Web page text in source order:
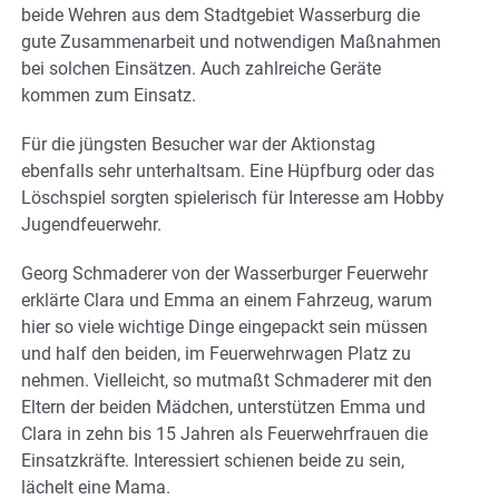
beide Wehren aus dem Stadtgebiet Wasserburg die
gute Zusammenarbeit und notwendigen Maßnahmen
bei solchen Einsätzen. Auch zahlreiche Geräte
kommen zum Einsatz.
Für die jüngsten Besucher war der Aktionstag
ebenfalls sehr unterhaltsam. Eine Hüpfburg oder das
Löschspiel sorgten spielerisch für Interesse am Hobby
Jugendfeuerwehr.
Georg Schmaderer von der Wasserburger Feuerwehr
erklärte Clara und Emma an einem Fahrzeug, warum
hier so viele wichtige Dinge eingepackt sein müssen
und half den beiden, im Feuerwehrwagen Platz zu
nehmen. Vielleicht, so mutmaßt Schmaderer mit den
Eltern der beiden Mädchen, unterstützen Emma und
Clara in zehn bis 15 Jahren als Feuerwehrfrauen die
Einsatzkräfte. Interessiert schienen beide zu sein,
lächelt eine Mama.